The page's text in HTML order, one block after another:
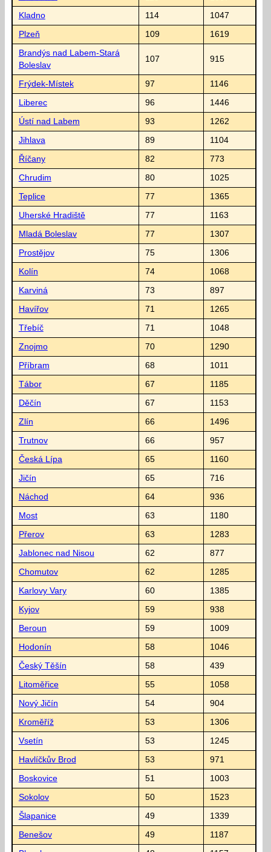
Kladno 114 1047
Plzeň 109 1619
Brandýs nad Labem-Stará
Boleslav
107 915
Frýdek-Místek 97 1146
Liberec 96 1446
Ústí nad Labem 93 1262
Jihlava 89 1104
Říčany 82 773
Chrudim 80 1025
Teplice 77 1365
Uherské Hradiště 77 1163
Mladá Boleslav 77 1307
Prostějov 75 1306
Kolín 74 1068
Karviná 73 897
Havířov 71 1265
Třebíč 71 1048
Znojmo 70 1290
Příbram 68 1011
Tábor 67 1185
Děčín 67 1153
Zlín 66 1496
Trutnov 66 957
Česká Lípa 65 1160
Jičín 65 716
Náchod 64 936
Most 63 1180
Přerov 63 1283
Jablonec nad Nisou 62 877
Chomutov 62 1285
Karlovy Vary 60 1385
Kyjov 59 938
Beroun 59 1009
Hodonín 58 1046
Český Těšín 58 439
Litoměřice 55 1058
Nový Jičín 54 904
Kroměříž 53 1306
Vsetín 53 1245
Havlíčkův Brod 53 971
Boskovice 51 1003
Sokolov 50 1523
Šlapanice 49 1339
Benešov 49 1187